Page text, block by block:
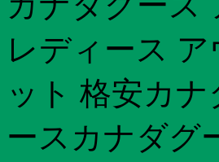
レディース
ット 格安カ
ースカナダグ